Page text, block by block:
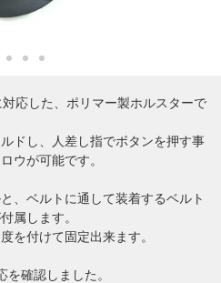
応した、ポリマー製ホルスターで
ドし、人差し指でボタンを押す事
ウが可能です。
、ベルトに通して装着するベルト
属します。
を付けて固定出来ます。
確認しました。